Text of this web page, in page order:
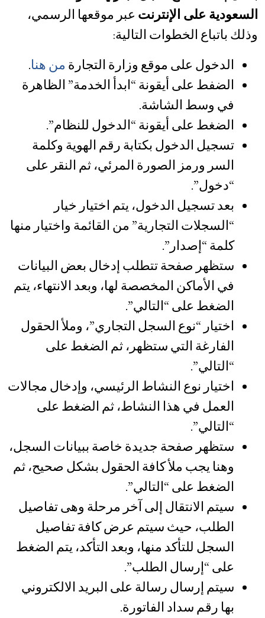
السعودية على الإنترنتعبر موقعها الرسمي،
وذلك باتباع الخطوات التالية:
الدخول على موقع وزارة التجارةمن هنا.
الضفط على أيقونة “ابدأ الخدمة” الظاهرة
في وسط الشاشة.
الضغط على أيقونة “الدخول للنظام”.
تسجيل الدخول بكتابة رقم الهوية وكلمة
السر ورمز الصورة المرئي، ثم النقر على
“دخول”.
بعد تسجيل الدخول، يتم اختيار خيار
“السجلات التجارية” من القائمة واختيار منها
كلمة “إصدار”.
ستظهر صفحة تتطلب إدخال بعض البيانات
في الأماكن المخصصة لها، وبعد الانتهاء، يتم
الضغط على “التالي”.
اختيار “نوع السجل التجاري”، وملأ الحقول
الفارغة التي ستظهر، ثم الضغط على
“التالي”.
اختيار نوع النشاط الرئيسي، وإدخال مجالات
العمل في هذا النشاط، ثم الضغط على
“التالي”.
ستظهر صفحة جديدة خاصة ببيانات السجل،
وهنا يجب ملأ كافة الحقول بشكل صحيح، ثم
الضغط على “التالي”.
سيتم الانتقال إلى آخر مرحلة وهى تفاصيل
الطلب، حيث سيتم عرض كافة تفاصيل
السجل للتأكد منها، وبعد التأكد، يتم الضغط
على “إرسال الطلب”.
سيتم إرسال رسالة على البريد الالكتروني
بها رقم سداد الفاتورة.